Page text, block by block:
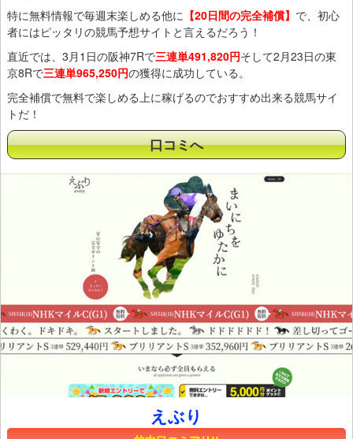
特に無料情報で毎週末楽しめる他に 【20日間の完全補償】 で、初心
者にはピッタリの競馬予想サイトと言えるだろう！
直近では、3月1日の阪神7Rで三連単491,820円そして2月23日の東
京8Rで三連単965,250円の獲得に成功している。
完全補償で無料で楽しめる上に稼げるのでおすすめ出来る競馬サイ
トだ！
口コミへ
えぶり